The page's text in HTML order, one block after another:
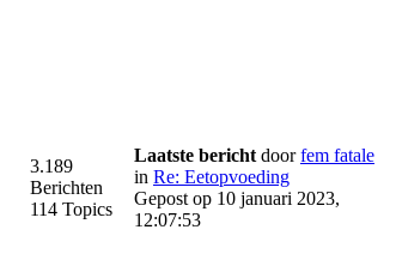
3.189
Berichten
114 Topics
Laatste bericht doorfem fatale
in Re: Eetopvoeding
Gepost op 10 januari 2023,
12:07:53